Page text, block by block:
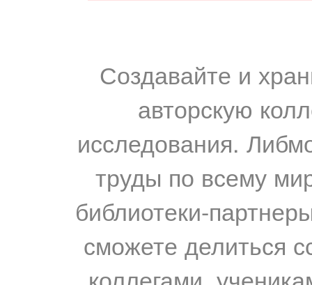
Создавайте и
авторскую
исследования.
труды по всему
библиотеки-
сможете делиться